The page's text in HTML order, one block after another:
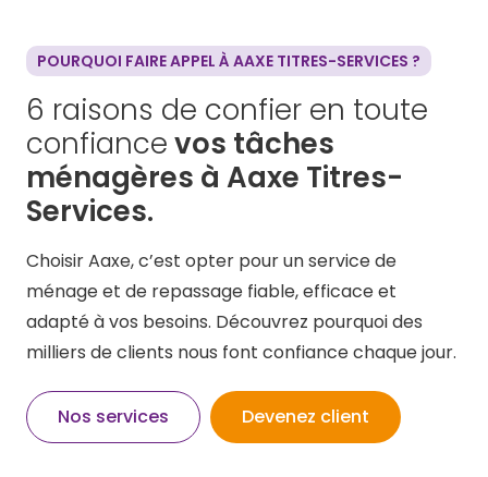
POURQUOI FAIRE APPEL À AAXE TITRES-SERVICES ?
6 raisons de confier en toute
confiancevos tâches
ménagères à Aaxe Titres-
Services.
Choisir Aaxe, c’est opter pour un service de
ménage et de repassage fiable, efficace et
adapté à vos besoins. Découvrez pourquoi des
milliers de clients nous font confiance chaque jour.
Nos services Devenez client